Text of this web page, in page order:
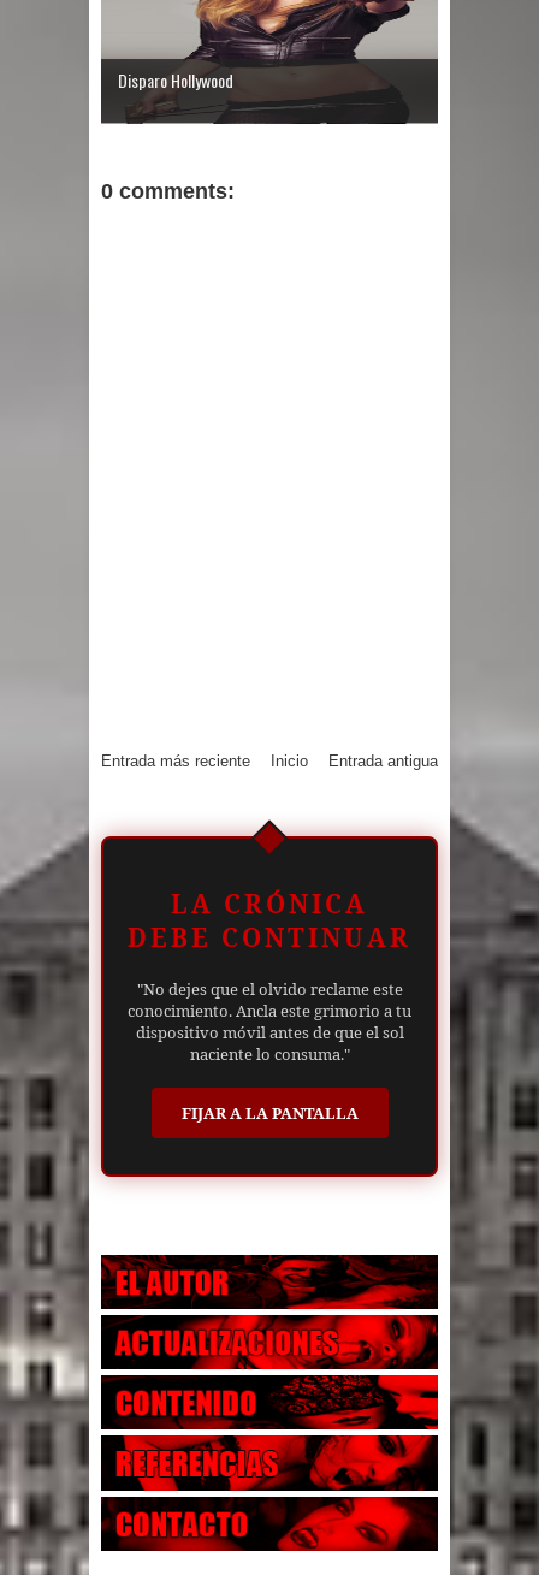
Disparo Hollywood
0 comments:
Entrada más reciente Entrada antigua
Inicio
LA CRÓNICA
DEBE CONTINUAR
"No dejes que el olvido reclame este
conocimiento. Ancla este grimorio a tu
dispositivo móvil antes de que el sol
naciente lo consuma."
FIJAR A LA PANTALLA